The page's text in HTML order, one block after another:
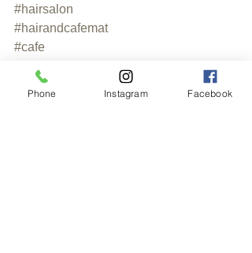
#hairsalon
#hairandcafemat
#cafe
#냥스타그램
Phone Instagram Facebook